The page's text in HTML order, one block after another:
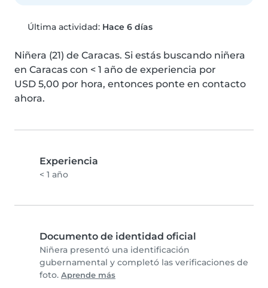
Última actividad: Hace 6 días
Niñera (21) de Caracas. Si estás buscando niñera
en Caracas con < 1 año de experiencia por
USD 5,00 por hora, entonces ponte en contacto
ahora.
Experiencia
< 1 año
Documento de identidad oficial
Niñera presentó una identificación
gubernamental y completó las verificaciones de
foto. Aprende más